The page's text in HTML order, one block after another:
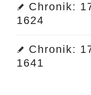
Chronik:
1624
Chronik:
1641